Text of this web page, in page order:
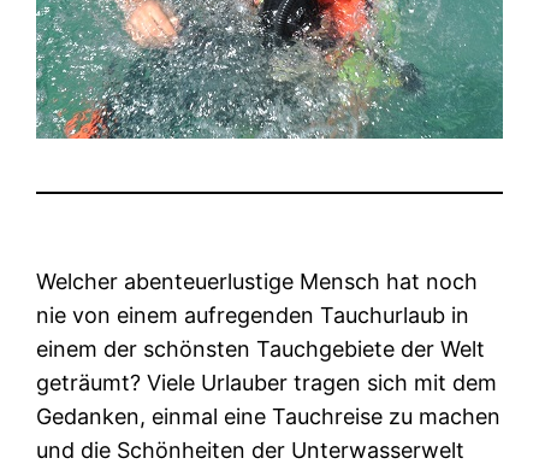
Welcher abenteuerlustige Mensch hat noch
nie von einem aufregenden Tauchurlaub in
einem der schönsten Tauchgebiete der Welt
geträumt? Viele Urlauber tragen sich mit dem
Gedanken, einmal eine Tauchreise zu machen
und die Schönheiten der Unterwasserwelt